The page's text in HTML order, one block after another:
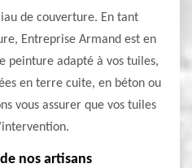
de couverture. En tant
Entreprise Armand est en
peinture adapté à vos tuiles,
en terre cuite, en béton ou
vous assurer que vos tuiles
nos artisans